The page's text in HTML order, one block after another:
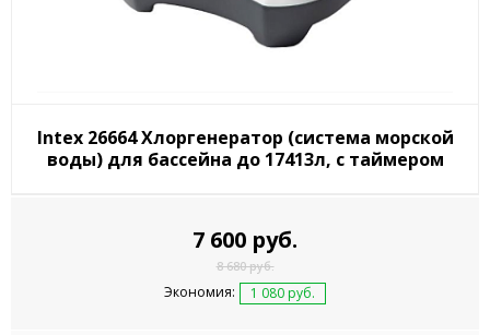
Intex 26664 Хлоргенератор (система морской
воды) для бассейна до 17413л, с таймером
7 600 руб.
8 680 руб.
Экономия: 1 080 руб.